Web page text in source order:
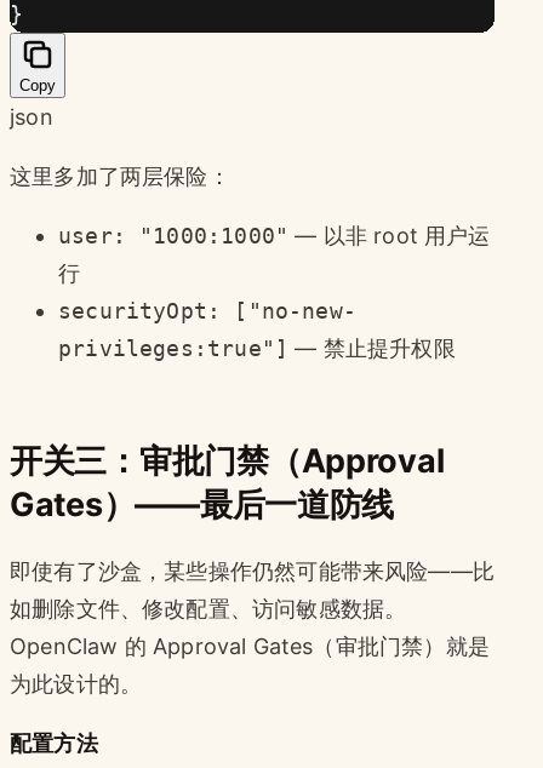
}
Copy
json
这里多加了两层保险：
user: "1000:1000" — 以非 root 用户运
行
securityOpt: ["no-new-
privileges:true"] — 禁止提升权限
开关三：审批门禁（Approval
Gates）——最后一道防线
即使有了沙盒，某些操作仍然可能带来风险——比
如删除文件、修改配置、访问敏感数据。
OpenClaw 的 Approval Gates（审批门禁）就是
为此设计的。
配置方法